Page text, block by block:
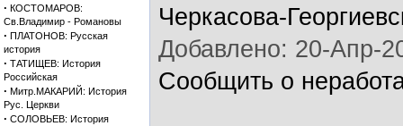
· КОСТОМАРОВ:
Св.Владимир - Романовы
· ПЛАТОНОВ: Русская
история
· ТАТИЩЕВ: История
Российская
· Митр.МАКАРИЙ: История
Рус. Церкви
· СОЛОВЬЕВ: История
Черкасова-
Добавлено: 20-Апр-
Сообщить о